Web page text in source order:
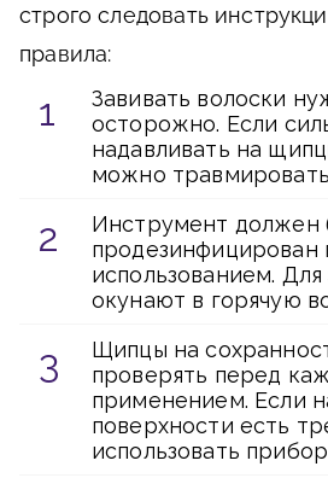
строго следовать
правила:
Завивать волоски
осторожно. Если
надавливать на
можно
Инструмент должен
продезинфицирован
использованием. Для
окунают в горячую
Щипцы на
проверять перед
применением. Если
поверхности есть
использовать